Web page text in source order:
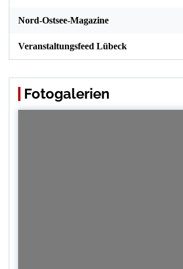
Nord-Ostsee-Magazine
Veranstaltungsfeed Lübeck
Fotogalerien